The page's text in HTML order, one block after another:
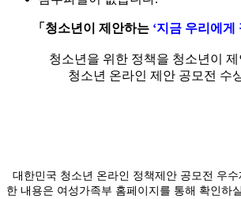
「청소년이 제안하는 ‘지금 우리에게
청소년을 위한 정책을 청소년이
청소년 온라인 제안 공모전 수
대한민국 청소년 온라인 정책제안 공모전 우수
한 내용은 여성가족부 홈페이지를 통해 확인하